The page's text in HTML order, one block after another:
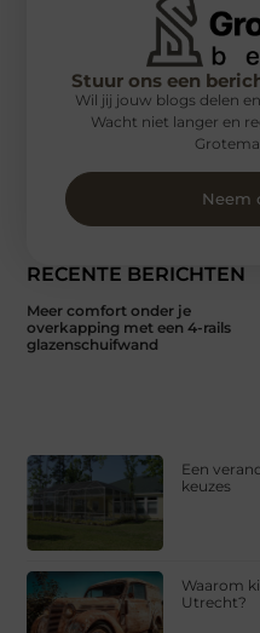
RECENTE BERICHTEN
Meer comfort onder je
overkapping met een 4-rails
glazenschuifwand
Een
keuzes
Waarom
Utrecht?
Stuur ons een
Wil jij jouw blogs delen
Wacht niet langer en
Neem